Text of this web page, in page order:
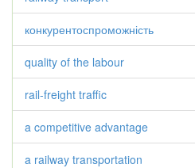
конкурентоспроможність
quality of the labour
rail-freight traffic
a competitive advantage
a railway transportation